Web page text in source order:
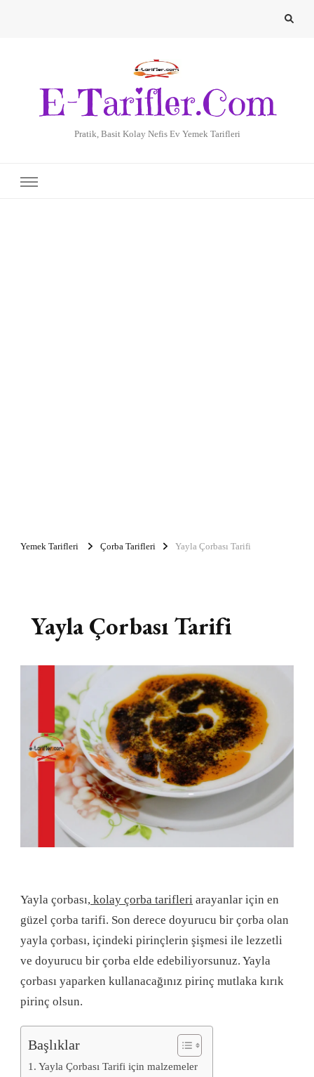
E-Tarifler.Com
Pratik, Basit Kolay Nefis Ev Yemek Tarifleri
Yemek Tarifleri Çorba Tarifleri Yayla Çorbası Tarifi
Yayla Çorbası Tarifi
Yayla çorbası, kolay çorba tarifleri arayanlar için en
güzel çorba tarifi. Son derece doyurucu bir çorba olan
yayla çorbası, içindeki pirinçlerin şişmesi ile lezzetli
ve doyurucu bir çorba elde edebiliyorsunuz. Yayla
çorbası yaparken kullanacağınız pirinç mutlaka kırık
pirinç olsun.
Başlıklar
Yayla Çorbası Tarifi için malzemeler